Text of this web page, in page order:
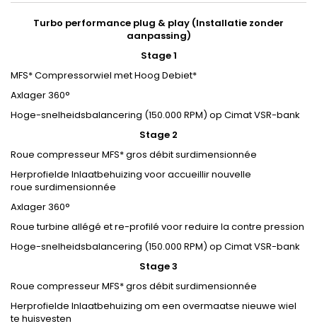
Turbo performance plug & play (Installatie zonder
aanpassing)
Stage 1
MFS* Compressorwiel met Hoog Debiet*
Axlager 360°
Hoge-snelheidsbalancering (150.000 RPM) op Cimat VSR-bank
Stage 2
Roue compresseur MFS* gros débit surdimensionnée
Herprofielde Inlaatbehuizing voor accueillir nouvelle
roue surdimensionnée
Axlager 360°
Roue turbine allégé et re-profilé voor reduire la contre pression
Hoge-snelheidsbalancering (150.000 RPM) op Cimat VSR-bank
Stage 3
Roue compresseur MFS* gros débit surdimensionnée
Herprofielde Inlaatbehuizing om een overmaatse nieuwe wiel
te huisvesten